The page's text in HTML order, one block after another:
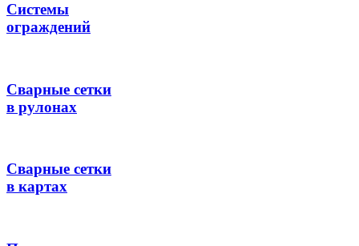
Системы
ограждений
Сварные сетки
в рулонах
Сварные сетки
в картах